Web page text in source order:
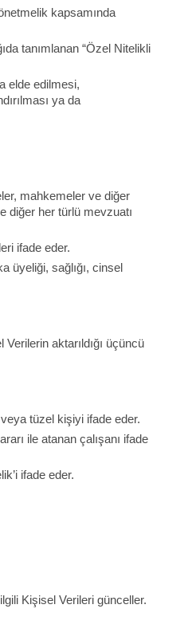
kapsamında
tanımlanan “Özel Nitelikli
elde edilmesi,
ya da
mahkemeler ve diğer
diğer her türlü mevzuatı
ifade eder.
üyeliği, sağlığı, cinsel
aktarıldığı üçüncü
tüzel kişiyi ifade eder.
ile atanan çalışanı ifade
ifade eder.
Kişisel Verileri günceller.